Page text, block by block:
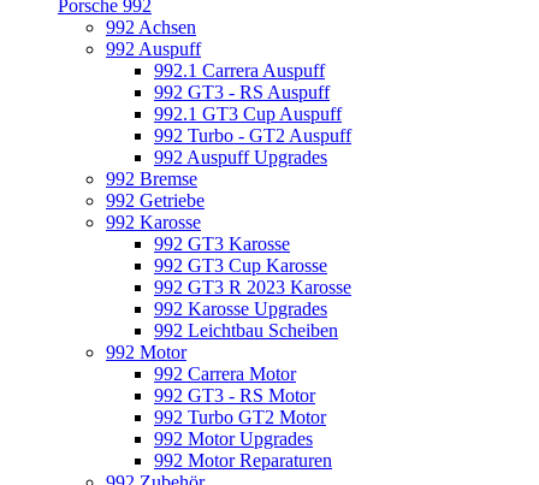
Porsche 992
992 Achsen
992 Auspuff
992.1 Carrera Auspuff
992 GT3 - RS Auspuff
992.1 GT3 Cup Auspuff
992 Turbo - GT2 Auspuff
992 Auspuff Upgrades
992 Bremse
992 Getriebe
992 Karosse
992 GT3 Karosse
992 GT3 Cup Karosse
992 GT3 R 2023 Karosse
992 Karosse Upgrades
992 Leichtbau Scheiben
992 Motor
992 Carrera Motor
992 GT3 - RS Motor
992 Turbo GT2 Motor
992 Motor Upgrades
992 Motor Reparaturen